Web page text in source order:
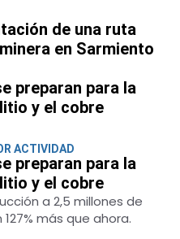
de una ruta
en Sarmiento
preparan para la
y el cobre
ACTIVIDAD
preparan para la
y el cobre
a 2,5 millones de
más que ahora.